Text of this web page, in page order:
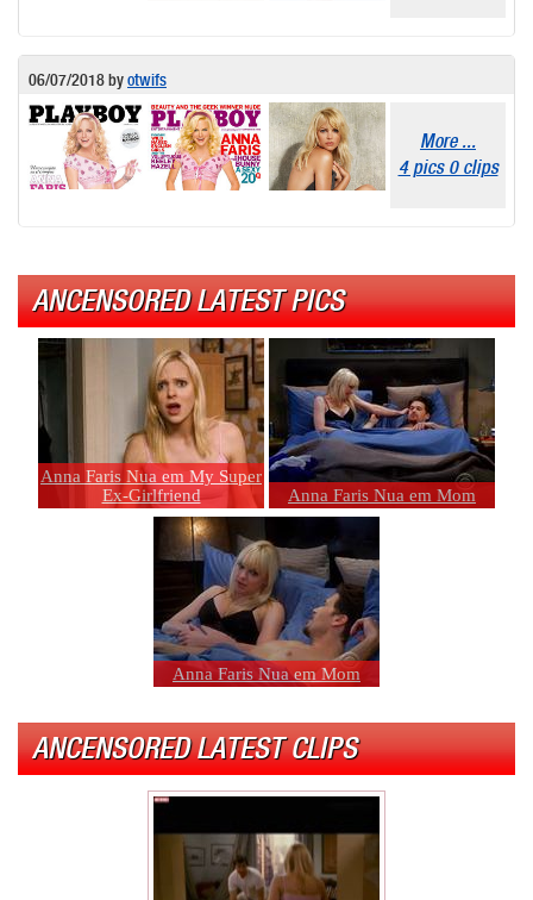
06/07/2018byotwifs
More ...
4 pics 0 clips
ANCENSORED LATEST PICS
Anna Faris Nua em My Super
Ex-Girlfriend
Anna Faris Nua em Mom
Anna Faris Nua em Mom
ANCENSORED LATEST CLIPS